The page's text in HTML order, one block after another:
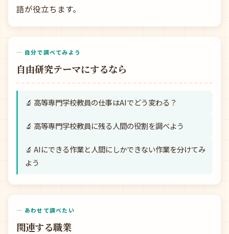
語が役立ちます。
— 自分で調べてみよう
自由研究テーマにするなら
🔬 高等専門学校教員の仕事はAIでどう変わる？
🔬 高等専門学校教員に残る人間の役割を調べよう
🔬 AIにできる作業と人間にしかできない作業を分けてみ
よう
— あわせて調べたい
関連する職業